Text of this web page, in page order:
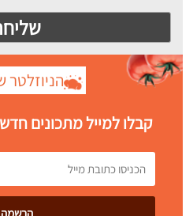
הניוזלטר
קבלו למייל מתכונים